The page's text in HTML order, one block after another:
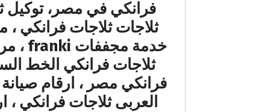
فرانكي في مصر، توكيل
ثلاجات فرانكي الخط
فرانكي مصر ، ارقام صيانة
العربى ثلاجات فرانكي